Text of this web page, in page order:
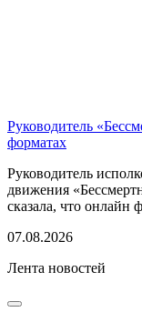
Руководитель
форматах
Руководитель
движения
сказала, что онлайн
07.08.2026
Лента новостей